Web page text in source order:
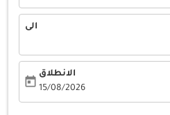
الى
الانطلاق
15/08/2026
today